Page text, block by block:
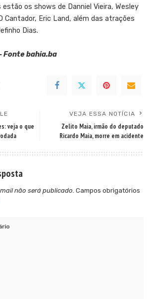
os shows de Danniel Vieira, Wesley
Cantador, Eric Land, além das atrações
Dias.
Fonte bahia.ba
veja o que
VEJA ESSA NOTÍCIA
Zelito Maia, irmão do deputado
Ricardo Maia, morre em acidente
não será publicado. Campos obrigatórios